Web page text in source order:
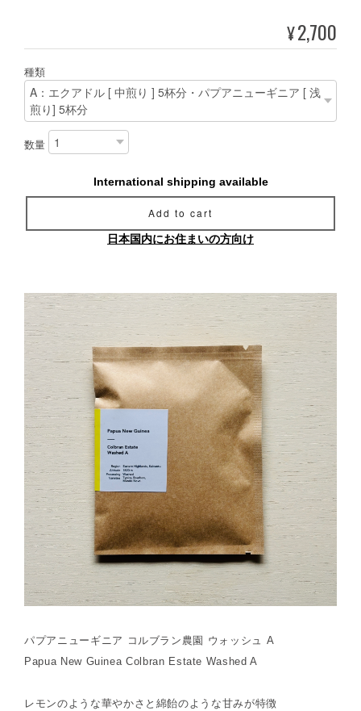
¥2,700
種類
数量
International shipping available
Add to cart
日本国内にお住まいの方向け
パプアニューギニア コルブラン農園 ウォッシュ A
Papua New Guinea Colbran Estate Washed A
レモンのような華やかさと綿飴のような甘みが特徴